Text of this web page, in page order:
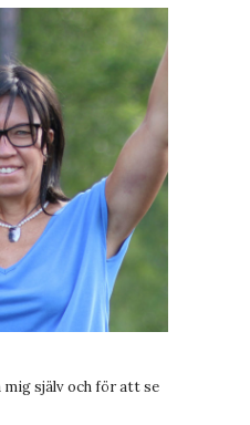
själv och för att se